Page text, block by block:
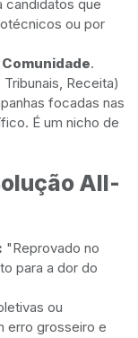
candidatos que
ou por
.
Receita)
focadas nas
É um nicho de
All-
"Reprovado no
para a dor do
ou
erro grosseiro e